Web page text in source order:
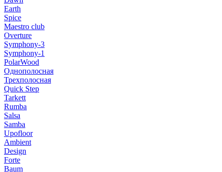
Earth
Spice
Maestro club
Overture
Symphony-3
Symphony-1
PolarWood
Однополосная
Трехполосная
Quick Step
Tarkett
Rumba
Salsa
Samba
Upofloor
Ambient
Design
Forte
Baum